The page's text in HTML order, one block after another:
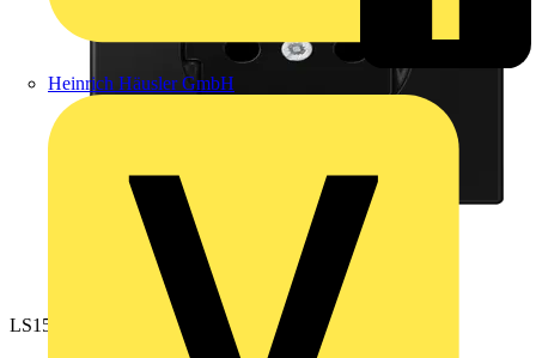
Heinrich Häusler GmbH
LS1520SWM